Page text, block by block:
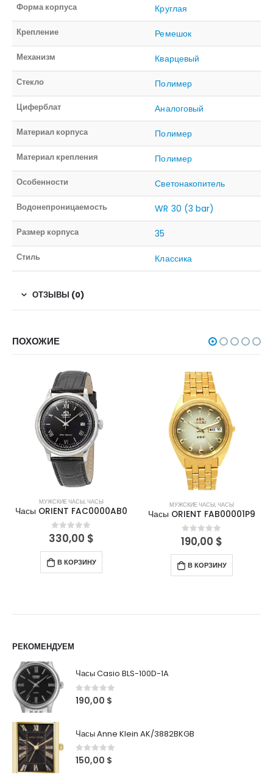
Форма корпуса Круглая
Крепление Ремешок
Механизм Кварцевый
Стекло Полимер
Циферблат Аналоговый
Материал корпуса Полимер
Материал крепления Полимер
Особенности Светонакопитель
Водонепроницаемость WR 30 (3 bar)
Размер корпуса 35
Стиль Классика
ОТЗЫВЫ (0)
ПОХОЖИЕ
МУЖСКИЕ ЧАСЫ,ЧАСЫ
Часы ORIENT FAC0000AB0
0out of 5
330,00 $
В КОРЗИНУ
МУЖСКИЕ ЧАСЫ,ЧАСЫ
Часы ORIENT FAB00001P9
0out of 5
190,00 $
В КОРЗИНУ
РЕКОМЕНДУЕМ
Часы Casio BLS-100D-1A
0out of 5
190,00 $
Часы Anne Klein AK/3882BKGB
0out of 5
150,00 $